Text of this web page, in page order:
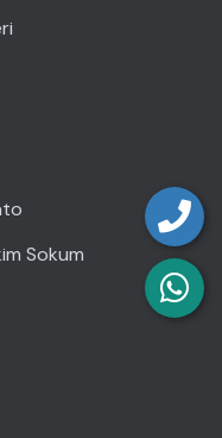
Sokum